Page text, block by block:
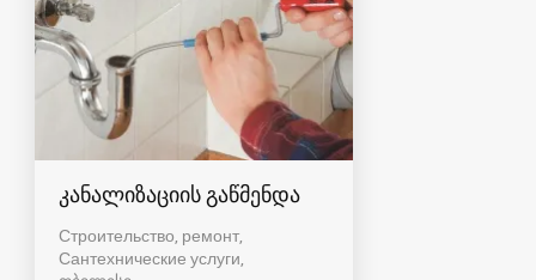
კანალიზაციის გაწმენდა
Строительство, ремонт,
Сантехнические услуги